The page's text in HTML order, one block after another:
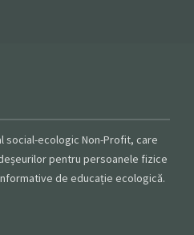
social-ecologic Non-Profit, care
pentru persoanele fizice
de educație ecologică.